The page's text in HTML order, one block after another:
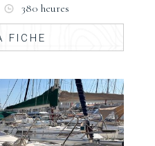
380 heures
FICHE